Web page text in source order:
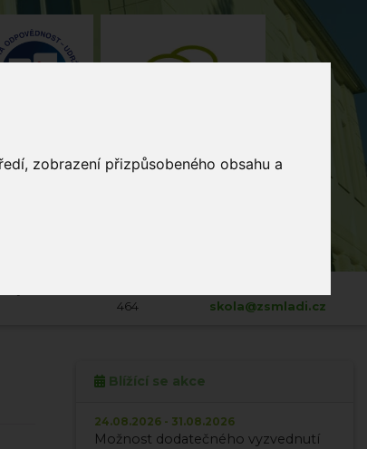
zobrazení přizpůsobeného obsahu a
464
skola@zsmladi.cz
Blížící se akce
24.08.2026 - 31.08.2026
Možnost dodatečného vyzvednutí